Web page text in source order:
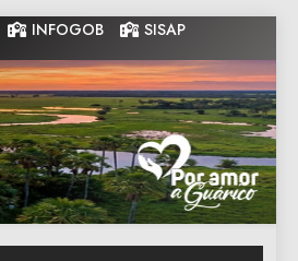
INFOGOB SISAP
Gobernacion
de Guarico
Gobernacion de Guarico